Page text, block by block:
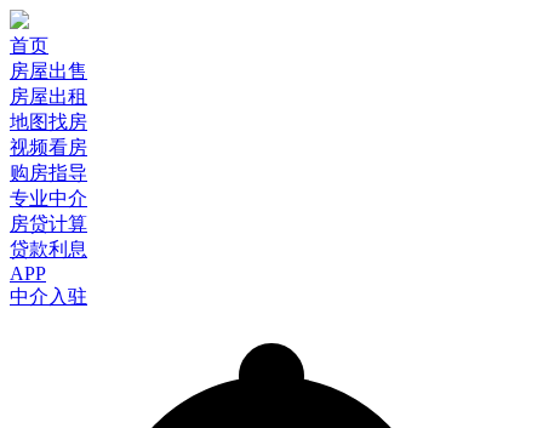
首页
房屋出售
房屋出租
地图找房
视频看房
购房指导
专业中介
房贷计算
贷款利息
APP
中介入驻